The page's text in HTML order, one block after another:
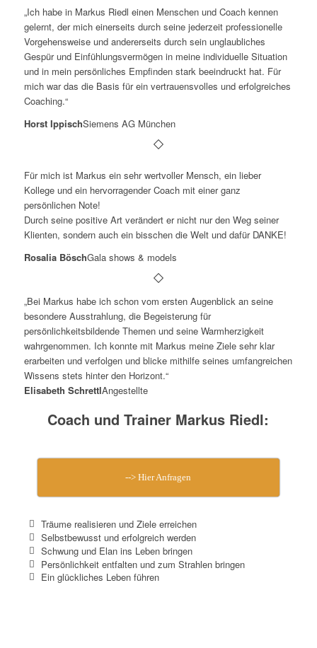
„Ich habe in Markus Riedl einen Menschen und Coach kennen
gelernt, der mich einerseits durch seine jederzeit professionelle
Vorgehensweise und andererseits durch sein unglaubliches
Gespür und Einfühlungsvermögen in meine individuelle Situation
und in mein persönliches Empfinden stark beeindruckt hat. Für
mich war das die Basis für ein vertrauensvolles und erfolgreiches
Coaching.“
Horst IppischSiemens AG München
Für mich ist Markus ein sehr wertvoller Mensch, ein lieber
Kollege und ein hervorragender Coach mit einer ganz
persönlichen Note!
Durch seine positive Art verändert er nicht nur den Weg seiner
Klienten, sondern auch ein bisschen die Welt und dafür DANKE!
Rosalia BöschGala shows & models
„Bei Markus habe ich schon vom ersten Augenblick an seine
besondere Ausstrahlung, die Begeisterung für
persönlichkeitsbildende Themen und seine Warmherzigkeit
wahrgenommen. Ich konnte mit Markus meine Ziele sehr klar
erarbeiten und verfolgen und blicke mithilfe seines umfangreichen
Wissens stets hinter den Horizont.“
Elisabeth SchrettlAngestellte
Coach und Trainer Markus Riedl:
--> Hier Anfragen
Träume realisieren und Ziele erreichen
Selbstbewusst und erfolgreich werden
Schwung und Elan ins Leben bringen
Persönlichkeit entfalten und zum Strahlen bringen
Ein glückliches Leben führen